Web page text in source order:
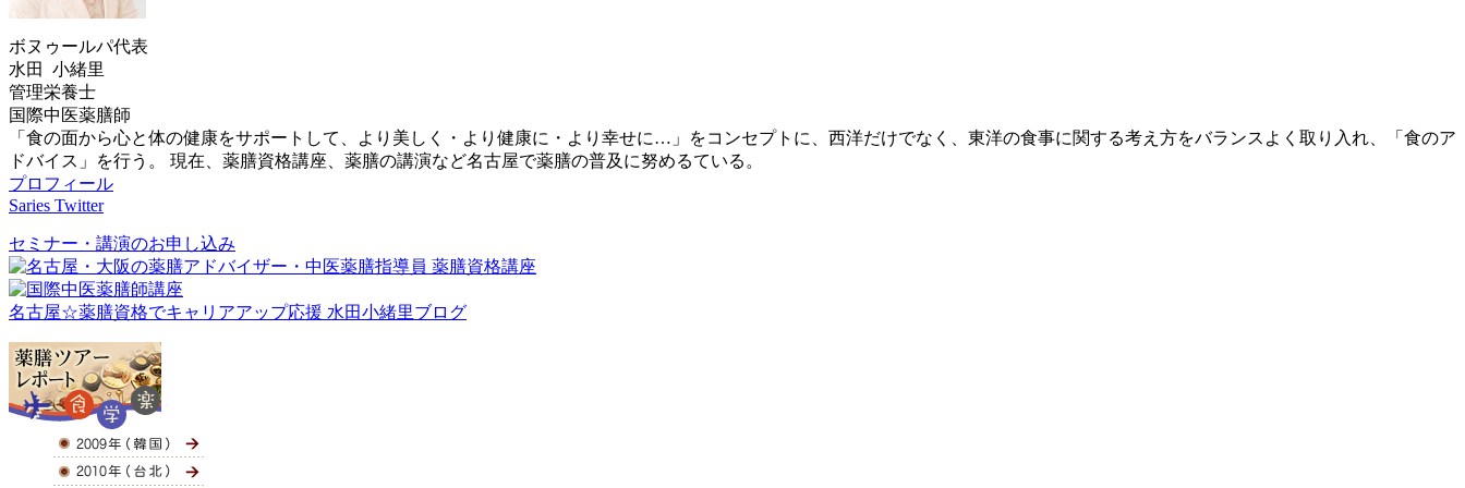
ボヌゥールパ代表
水田 小緒里
管理栄養士
国際中医薬膳師
「食の面から心と体の健康をサポートして、より美しく・より健康に・より幸せに…」をコンセプトに、西洋だけでなく、東洋の食事に関する考え方をバランスよく取り入れ、「食のア
ドバイス」を行う。 現在、薬膳資格講座、薬膳の講演など名古屋で薬膳の普及に努めるている。
プロフィール
Saries Twitter
セミナー・講演のお申し込み
名古屋☆薬膳資格でキャリアアップ応援 水田小緒里ブログ